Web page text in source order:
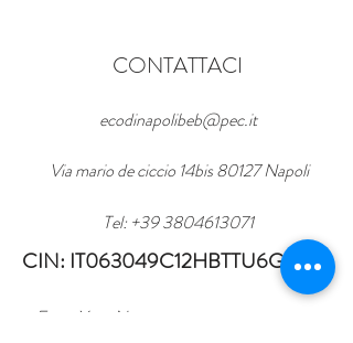
CONTATTACI
ecodinapolibeb@pec.it
Via mario de ciccio 14bis 80127 Napoli
Tel: +39 3804613071
CIN: IT063049C12HBTTU6G
Enter Your Name